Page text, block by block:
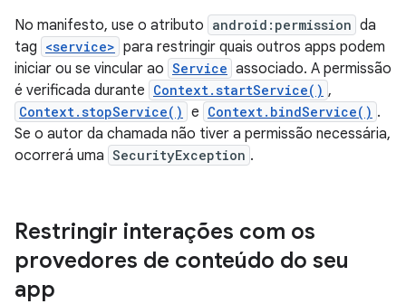
No manifesto, use o atributo android:permission da
tag <service> para restringir quais outros apps podem
iniciar ou se vincular ao Service associado. A permissão
é verificada durante Context.startService() ,
Context.stopService() e Context.bindService() .
Se o autor da chamada não tiver a permissão necessária,
ocorrerá uma SecurityException .
Restringir interações com os
provedores de conteúdo do seu
app